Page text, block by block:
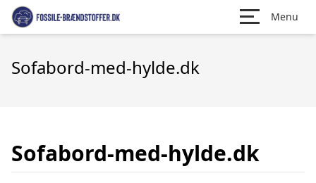
Menu
Sofabord-med-hylde.dk
Sofabord-med-hylde.dk